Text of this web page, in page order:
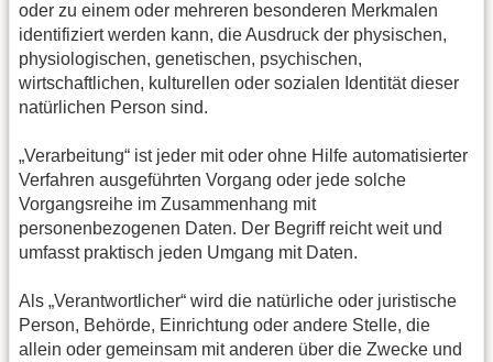
oder zu einem oder mehreren besonderen Merkmalen
identifiziert werden kann, die Ausdruck der physischen,
physiologischen, genetischen, psychischen,
wirtschaftlichen, kulturellen oder sozialen Identität dieser
natürlichen Person sind.
„Verarbeitung“ ist jeder mit oder ohne Hilfe automatisierter
Verfahren ausgeführten Vorgang oder jede solche
Vorgangsreihe im Zusammenhang mit
personenbezogenen Daten. Der Begriff reicht weit und
umfasst praktisch jeden Umgang mit Daten.
Als „Verantwortlicher“ wird die natürliche oder juristische
Person, Behörde, Einrichtung oder andere Stelle, die
allein oder gemeinsam mit anderen über die Zwecke und